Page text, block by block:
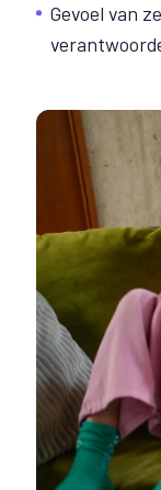
Gevoel van